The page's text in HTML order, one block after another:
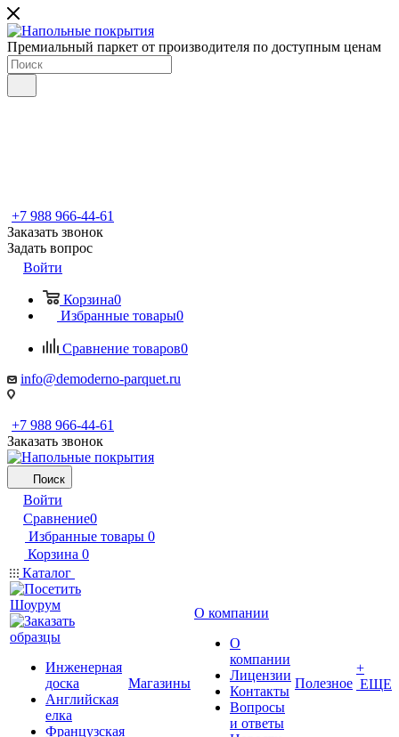
Премиальный паркет от производителя по доступным ценам
+7 988 966-44-61
Заказать звонок
Задать вопрос
Войти
Корзина0
Избранные товары0
Сравнение товаров0
info@demoderno-parquet.ru
+7 988 966-44-61
Заказать звонок
Поиск
Войти
Сравнение0
Избранные товары 0
Корзина 0
Каталог
Инженерная
доска
Английская
елка
Французская
Магазины
О компании
О
компании
Лицензии
Контакты
Вопросы
и ответы
Полезное
+
ЕЩЕ